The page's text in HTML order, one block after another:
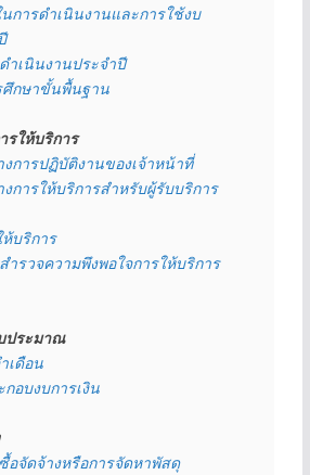
การดำเนินงานและการใช้งบ
ำเนินงานประจำปี
ศึกษาขั้นพื้นฐาน
รให้บริการ
การปฏิบัติงานของเจ้าหน้าที่
การให้บริการสำหรับผู้รับบริการ
บริการ
ำรวจความพึงพอใจการให้บริการ
ประมาณ
เดือน
กอบงบการเงิน
อจัดจ้างหรือการจัดหาพัสดุ